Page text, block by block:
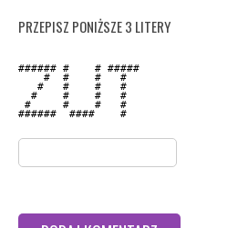
PRZEPISZ PONIŻSZE 3 LITERY
###### #    # #####
    #  #    #   #
   #   #    #   #
  #    #    #   #
#     #    #   #
######  ####    #